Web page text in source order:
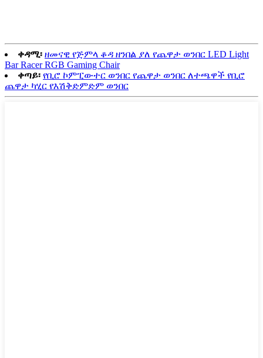
ቀዳሚ፡ ዘመናዊ የጅምላ ቆዳ ዘንበል ያለ የጨዋታ ወንበር LED Light
Bar Racer RGB Gaming Chair
ቀጣይ፡ የቢሮ ኮምፒውተር ወንበር የጨዋታ ወንበር ለተጫዋች የቢሮ
ጨዋታ ካሂር የእሽቅድምድም ወንበር